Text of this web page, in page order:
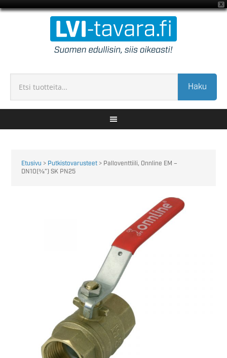
X
Haku
Etusivu > Putkistovarusteet > Palloventtiili, Onnline EM –
DN10(⅜”) SK PN25